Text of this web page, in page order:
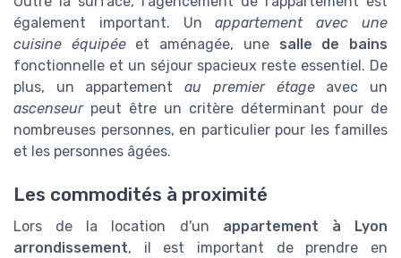
également important. Unappartement avec une
cuisine équipéeet aménagée, une salle de bains
fonctionnelle et un séjour spacieux reste essentiel. De
plus, un appartementau premier étageavec un
ascenseurpeut être un critère déterminant pour de
nombreuses personnes, en particulier pour les familles
et les personnes âgées.
Les commodités à proximité
Lors de la location d'un appartement à Lyon
arrondissement, il est important de prendre en